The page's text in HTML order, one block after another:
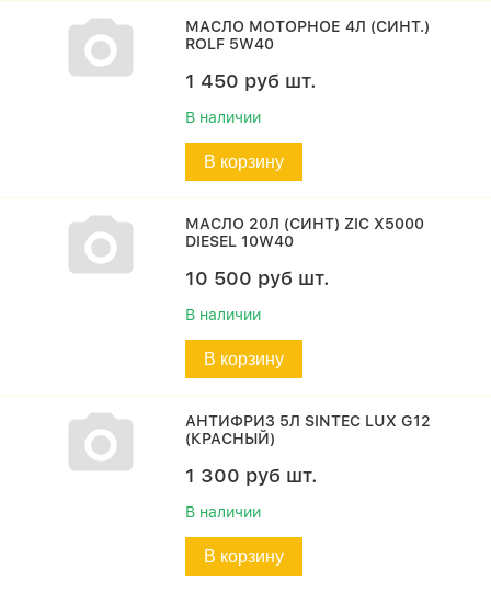
МАСЛО МОТОРНОЕ 4Л (СИНТ.)
ROLF 5W40
1 450 руб шт.
В наличии
В корзину
МАСЛО 20Л (СИНТ) ZIC X5000
DIESEL 10W40
10 500 руб шт.
В наличии
В корзину
АНТИФРИЗ 5Л SINTEC LUX G12
(КРАСНЫЙ)
1 300 руб шт.
В наличии
В корзину